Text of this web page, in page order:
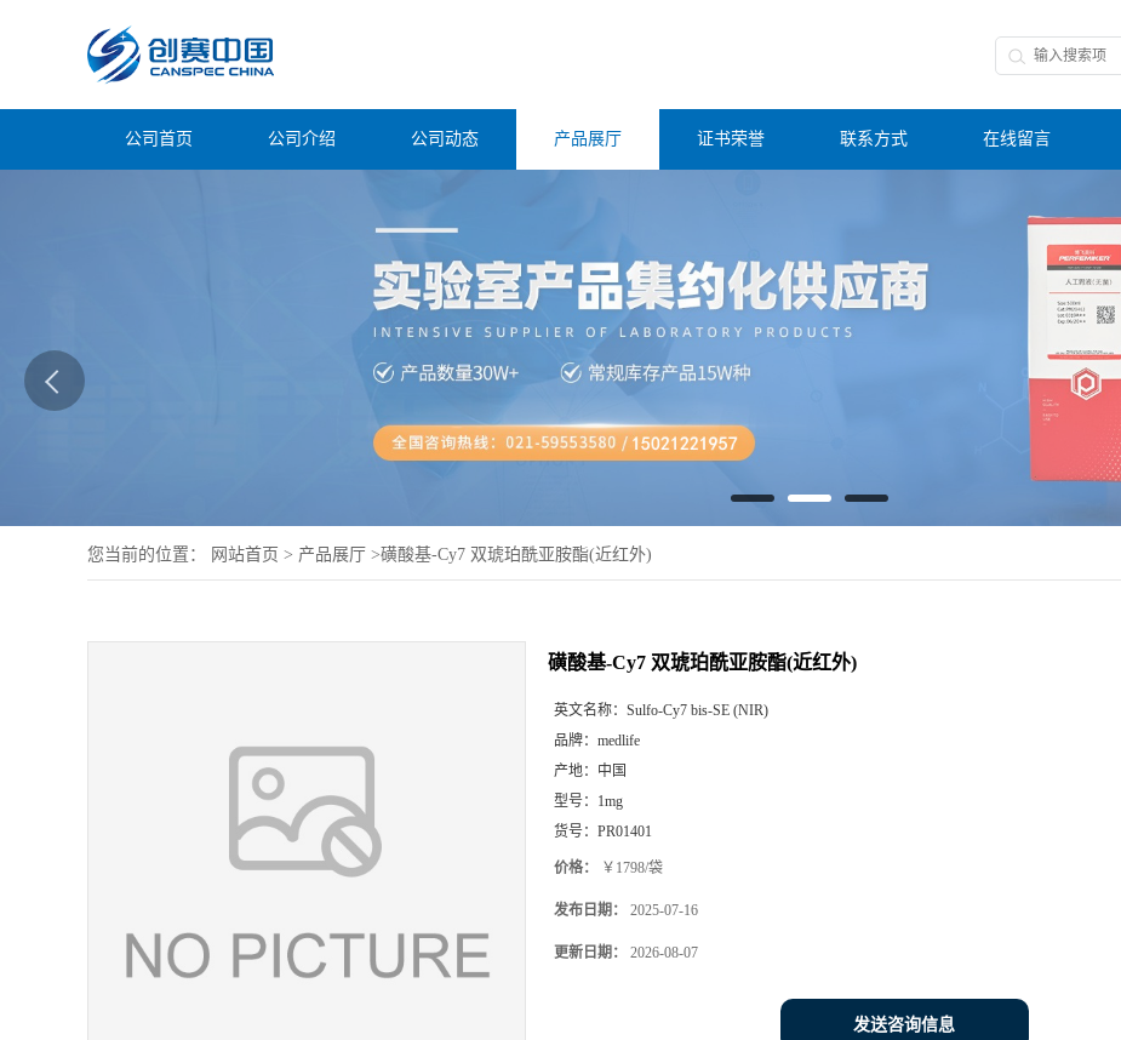
公司首页 公司介绍 公司动态 产品展厅 证书荣誉 联系方式 在线留言
您当前的位置： 网站首页 > 产品展厅 >磺酸基-Cy7 双琥珀酰亚胺酯(近红外)
磺酸基-Cy7 双琥珀酰亚胺酯(近红外)
英文名称： Sulfo-Cy7 bis-SE (NIR)
品牌： medlife
产地： 中国
型号： 1mg
货号： PR01401
价格： ￥1798/袋
发布日期： 2025-07-16
更新日期： 2026-08-07
发送咨询信息